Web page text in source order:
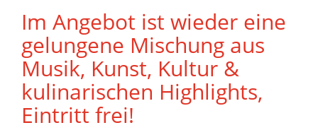
Im Angebot ist wieder eine
gelungene Mischung aus
Musik, Kunst, Kultur &
kulinarischen Highlights,
Eintritt frei!